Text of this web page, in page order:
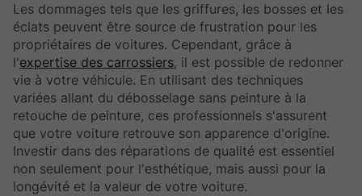
Les dommages tels que les griffures, les bosses et les
éclats peuvent être source de frustration pour les
propriétaires de voitures. Cependant, grâce à
l'expertise des carrossiers, il est possible de redonner
vie à votre véhicule. En utilisant des techniques
variées allant du débosselage sans peinture à la
retouche de peinture, ces professionnels s'assurent
que votre voiture retrouve son apparence d'origine.
Investir dans des réparations de qualité est essentiel
non seulement pour l'esthétique, mais aussi pour la
longévité et la valeur de votre voiture.